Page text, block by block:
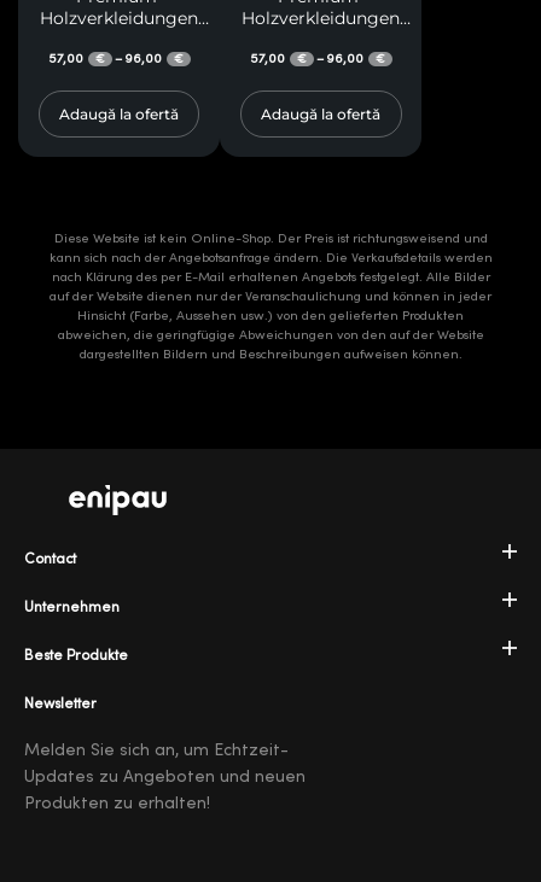
Holzverkleidungen
57,00 € – 96,00 €
Adaugă la ofertă
Holzverkleidungen
57,00 € – 96,00 €
Adaugă la ofertă
Diese Website ist kein Online-Shop. Der Preis ist richtungsweisend und
kann sich nach der Angebotsanfrage ändern. Die Verkaufsdetails werden
nach Klärung des per E-Mail erhaltenen Angebots festgelegt. Alle Bilder
auf der Website dienen nur der Veranschaulichung und können in jeder
Hinsicht (Farbe, Aussehen usw.) von den gelieferten Produkten
abweichen, die geringfügige Abweichungen von den auf der Website
dargestellten Bildern und Beschreibungen aufweisen können.
Unternehmen
Beste Produkte
Contact
Newsletter
Melden Sie sich an, um Echtzeit-
Updates zu Angeboten und neuen
Produkten zu erhalten!